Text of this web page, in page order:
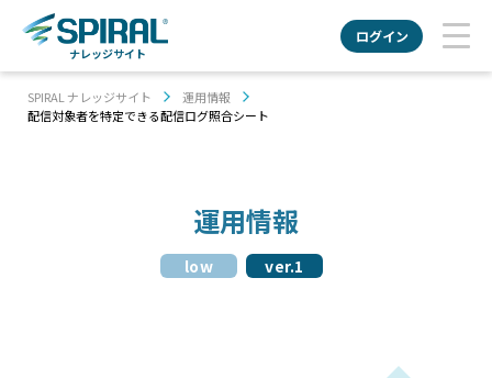
ナレッジサイト
ログイン
SPIRAL ナレッジサイト
運用情報
配信対象者を特定できる配信ログ照合シート
運用情報
low ver.1